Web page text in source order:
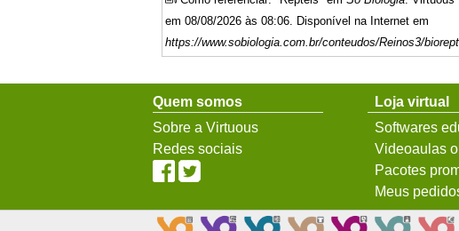
em 08/08/2026 às 08:06. Disponível na Internet em
https://www.sobiologia.com.br/conteudos/Reinos3/
Quem somos
Sobre a Virtuous
Redes sociais
Loja virtual
Softwares
Videoaulas
Pacotes
Meus